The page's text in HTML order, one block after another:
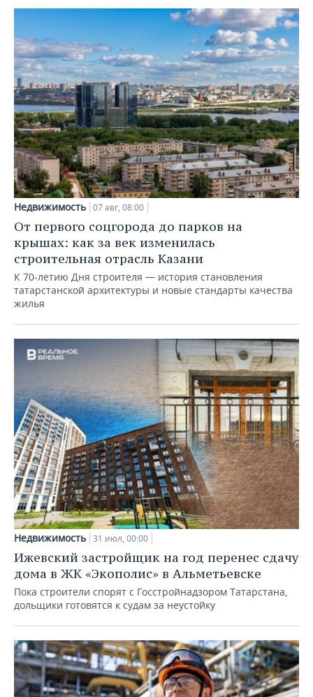
Недвижимость 07 авг, 08:00
От первого соцгорода до парков на
крышах: как за век изменилась
строительная отрасль Казани
К 70-летию Дня строителя — история становления
татарстанской архитектуры и новые стандарты качества
жилья
Недвижимость 31 июл, 00:00
Ижевский застройщик на год перенес сдачу
дома в ЖК «Экополис» в Альметьевске
Пока строители спорят с Госстройнадзором Татарстана,
дольщики готовятся к судам за неустойку